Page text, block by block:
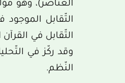
العناصر)، وهو
التّقابل الموجود
التّقابل في
وقد ركّز في
النّظم.